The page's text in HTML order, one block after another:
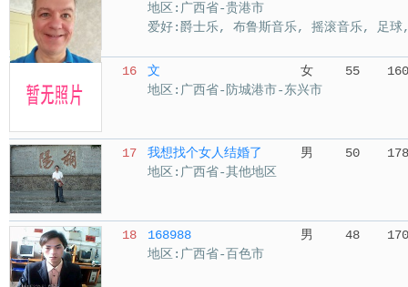
地区:广西省-贵港市
爱好:爵士乐, 布鲁斯音乐, 摇滚音乐, 足
16 文 女 55
160
地区:广西省-防城港市-东兴市
17 我想找个女人结婚了 男 50
178
地区:广西省-其他地区
18 168988 男 48
170
地区:广西省-百色市